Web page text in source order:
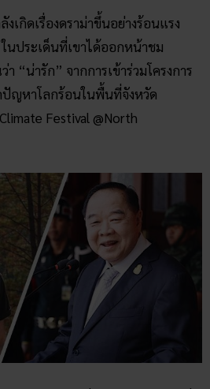
เกิดเรื่องดราม่าขึ้นอย่างร้อนแรง
ประเด็นที่เขาได้ออกหน้าชม
“น่ารัก” จากการเข้าร่วมโครงการ
ญหาโลกร้อนในพื้นที่จังหวัด
Festival @North